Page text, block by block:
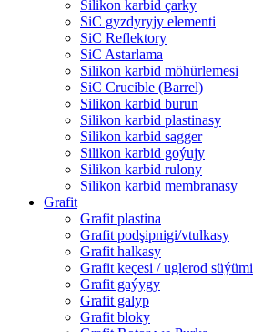
Silikon karbid çarky
SiC gyzdyryjy elementi
SiC Reflektory
SiC Astarlama
Silikon karbid möhürlemesi
SiC Crucible (Barrel)
Silikon karbid burun
Silikon karbid plastinasy
Silikon karbid sagger
Silikon karbid goýujy
Silikon karbid rulony
Silikon karbid membranasy
Grafit
Grafit plastina
Grafit podşipnigi/vtulkasy
Grafit halkasy
Grafit keçesi / uglerod süýümi
Grafit gaýygy
Grafit galyp
Grafit bloky